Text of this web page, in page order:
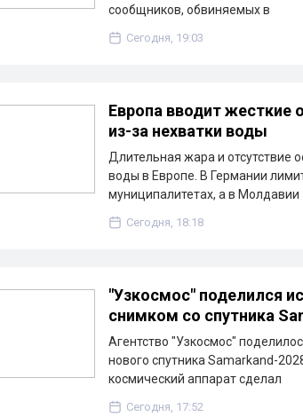
сообщников, обвиняемых в
Сегодня, 19:03
Европа вводит жесткие
из-за нехватки воды
Длительная жара и отсутствие
воды в Европе. В Германии
муниципалитетах, а в Молдавии
Сегодня, 18:18
"Узкосмос" поделился
снимком со спутника
Агентство "Узкосмос"
нового спутника Samarkand-
космический аппарат сделал
Сегодня, 17:52